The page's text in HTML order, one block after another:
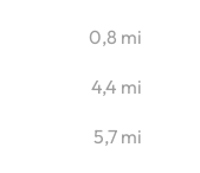
0,8 mi
4,4 mi
5,7 mi